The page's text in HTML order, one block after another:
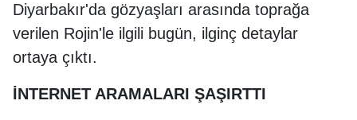
Diyarbakır'da gözyaşları arasında toprağa
verilen Rojin'le ilgili bugün, ilginç detaylar
ortaya çıktı.
İNTERNET ARAMALARI ŞAŞIRTTI